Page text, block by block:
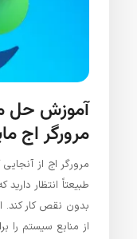
آموزش حل
مرورگر اج
مرورگر اج از
طبیعتاً انتظار
بدون نقص کار
از منابع سیستم را